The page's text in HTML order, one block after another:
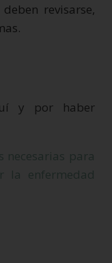
revisarse,
y por haber
necesarias para
la enfermedad